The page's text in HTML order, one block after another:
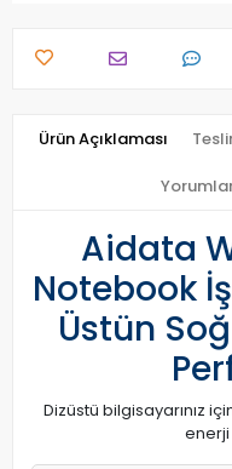
Ürün Açıklaması
Aidata
Notebook
Üstün
Dizüstü bilgisayarınız
enerji